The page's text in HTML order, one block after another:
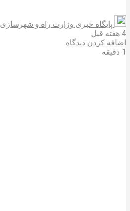
پایگاه خبری وزارت راه و شهرسازی
4 هفته قبل
اضافه کردن دیدگاه
1 دقیقه